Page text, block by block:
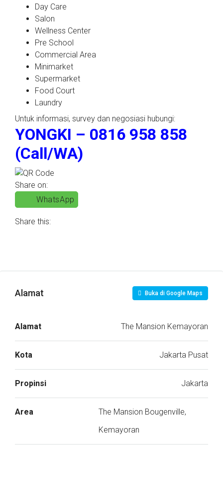
Day Care
Salon
Wellness Center
Pre School
Commercial Area
Minimarket
Supermarket
Food Court
Laundry
Untuk informasi, survey dan negosiasi hubungi:
YONGKI – 0816 958 858
(Call/WA)
Share on:
WhatsApp
Share this:
Alamat Buka di Google Maps
Alamat The Mansion Kemayoran
Kota Jakarta Pusat
Propinsi Jakarta
Area
The Mansion Bougenville,
Kemayoran